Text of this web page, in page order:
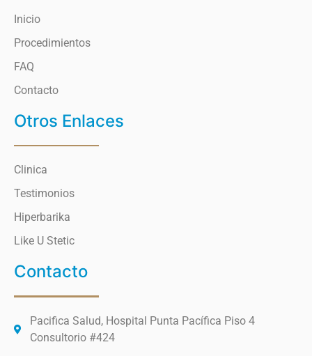
Inicio
Procedimientos
FAQ
Contacto
Otros Enlaces
Clinica
Testimonios
Hiperbarika
Like U Stetic
Contacto
Pacifica Salud, Hospital Punta Pacífica Piso 4
Consultorio #424